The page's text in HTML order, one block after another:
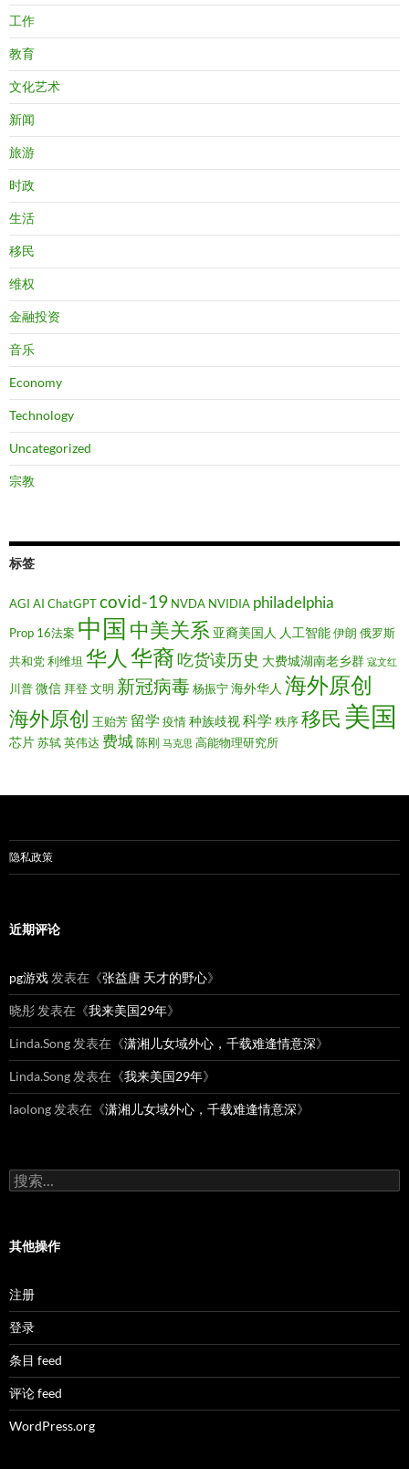
工作
教育
文化艺术
新闻
旅游
时政
生活
移民
维权
金融投资
音乐
Economy
Technology
Uncategorized
宗教
标签
AGI AI ChatGPTcovid-19 NVDA NVIDIA philadelphia
Prop 16法案 中国 中美关系 亚裔美国人 人工智能伊朗 俄罗斯
共和党利维坦 华人 华裔吃货读历史 大费城湖南老乡群 寇文红
川普微信 拜登文明 新冠病毒杨振宁海外华人 海外原创
海外原创 王贻芳 留学 疫情种族歧视科学 秩序移民 美国
芯片苏轼英伟达 费城陈刚 马克思 高能物理研究所
隐私政策
近期评论
pg游戏 发表在《张益唐 天才的野心》
晓彤 发表在《我来美国29年》
Linda.Song 发表在《潇湘儿女域外心，千载难逢情意深》
Linda.Song 发表在《我来美国29年》
laolong 发表在《潇湘儿女域外心，千载难逢情意深》
搜
索：
其他操作
注册
登录
条目 feed
评论 feed
WordPress.org